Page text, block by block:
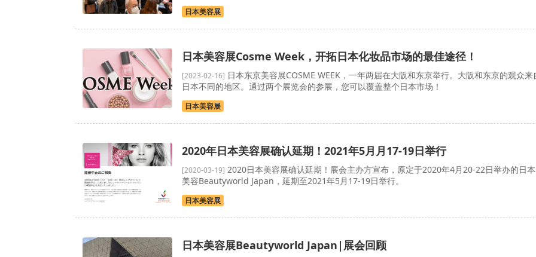
日本美容展
日本美容展Cosme Week，开拓日本化妆品市场的最佳途径！
[2023-02-16] 日本东京美容展COSME WEEK，一年两届在大阪和东京举行。大阪和东京的观众来
日本不同的地区。通过两个展览会的参展，您可以覆盖整个日本市场！
日本美容展
2020年日本美容展确认延期！2021年5月月17-19日举行
[2020-03-19] 2020日本美容展确认延期！展会主办方宣布，原定于2020年4月20-22日举办的日本
美容Beautyworld Japan，延期至2021年5月17-19日举行。
日本美容展
日本美容展Beautyworld Japan|展会回顾